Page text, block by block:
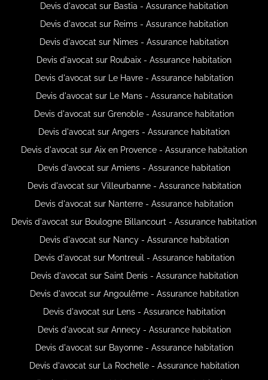
Devis d'avocat sur Bastia - Assurance habitation
Devis d'avocat sur Reims - Assurance habitation
Devis d'avocat sur Nimes - Assurance habitation
Devis d'avocat sur Roubaix - Assurance habitation
Devis d'avocat sur Le Havre - Assurance habitation
Devis d'avocat sur Le Mans - Assurance habitation
Devis d'avocat sur Grenoble - Assurance habitation
Devis d'avocat sur Angers - Assurance habitation
Devis d'avocat sur Aix en Provence - Assurance habitation
Devis d'avocat sur Amiens - Assurance habitation
Devis d'avocat sur Villeurbanne - Assurance habitation
Devis d'avocat sur Nanterre - Assurance habitation
Devis d'avocat sur Boulogne Billancourt - Assurance habitation
Devis d'avocat sur Nancy - Assurance habitation
Devis d'avocat sur Montreuil - Assurance habitation
Devis d'avocat sur Saint Denis - Assurance habitation
Devis d'avocat sur Angoulême - Assurance habitation
Devis d'avocat sur Lens - Assurance habitation
Devis d'avocat sur Annecy - Assurance habitation
Devis d'avocat sur Bayonne - Assurance habitation
Devis d'avocat sur La Rochelle - Assurance habitation